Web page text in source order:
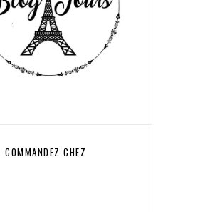
COMMANDEZ CHEZ